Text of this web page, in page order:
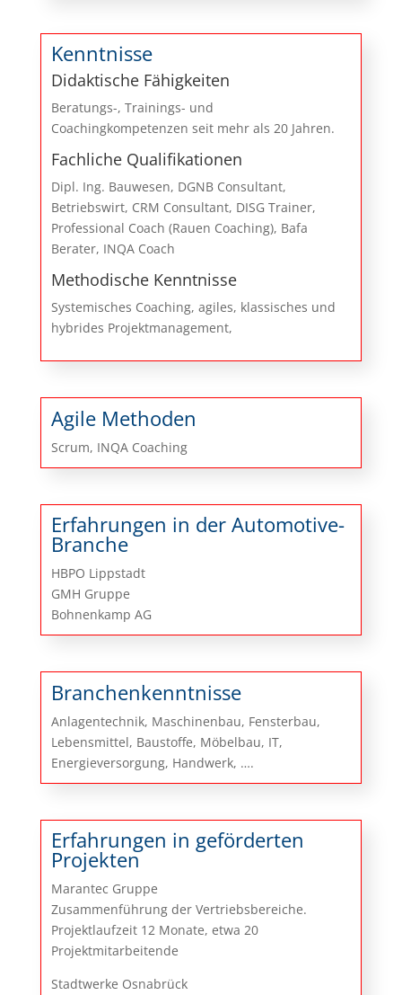
Kenntnisse
Didaktische Fähigkeiten
Beratungs-, Trainings- und
Coachingkompetenzen seit mehr als 20 Jahren.
Fachliche Qualifikationen
Dipl. Ing. Bauwesen, DGNB Consultant,
Betriebswirt, CRM Consultant, DISG Trainer,
Professional Coach (Rauen Coaching), Bafa
Berater, INQA Coach
Methodische Kenntnisse
Systemisches Coaching, agiles, klassisches und
hybrides Projektmanagement,
Agile Methoden
Scrum, INQA Coaching
Erfahrungen in der Automotive-
Branche
HBPO Lippstadt
GMH Gruppe
Bohnenkamp AG
Branchenkenntnisse
Anlagentechnik, Maschinenbau, Fensterbau,
Lebensmittel, Baustoffe, Möbelbau, IT,
Energieversorgung, Handwerk, ….
Erfahrungen in geförderten
Projekten
Marantec Gruppe
Zusammenführung der Vertriebsbereiche.
Projektlaufzeit 12 Monate, etwa 20
Projektmitarbeitende
Stadtwerke Osnabrück